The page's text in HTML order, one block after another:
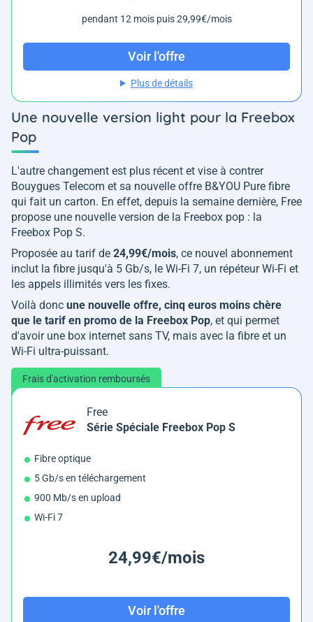
pendant 12 mois puis 29,99€/mois
Voir l'offre
Plus de détails
Une nouvelle version light pour la Freebox
Pop
L'autre changement est plus récent et vise à contrer
Bouygues Telecom et sa nouvelle offre B&YOU Pure fibre
qui fait un carton. En effet, depuis la semaine dernière, Free
propose une nouvelle version de la Freebox pop : la
Freebox Pop S.
Proposée au tarif de 24,99€/mois, ce nouvel abonnement
inclut la fibre jusqu'à 5 Gb/s, le Wi-Fi 7, un répéteur Wi-Fi et
les appels illimités vers les fixes.
Voilà donc une nouvelle offre, cinq euros moins chère
que le tarif en promo de la Freebox Pop, et qui permet
d'avoir une box internet sans TV, mais avec la fibre et un
Wi-Fi ultra-puissant.
Frais d'activation remboursés
Free
Série Spéciale Freebox Pop S
Fibre optique
5 Gb/s en téléchargement
900 Mb/s en upload
Wi-Fi 7
24,99€/mois
Voir l'offre